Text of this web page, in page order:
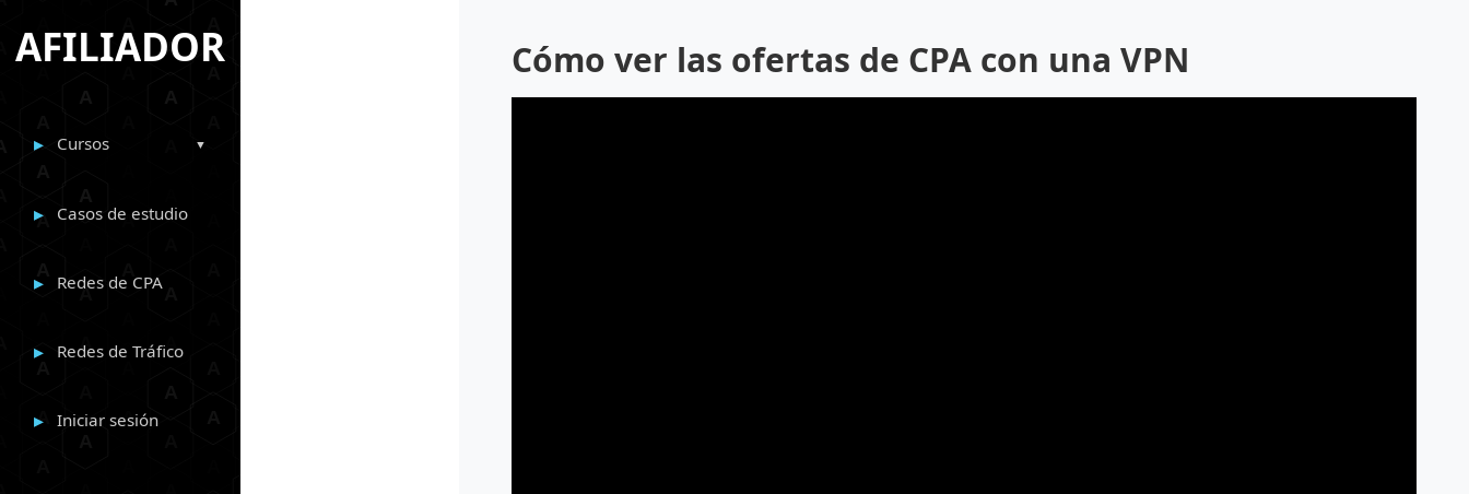
AFILIADOR
Cursos
Casos de estudio
Redes de CPA
Redes de Tráfico
Iniciar sesión
Cómo ver las ofertas de CPA con una VPN